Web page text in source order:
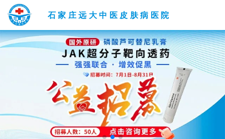
石家庄远大中医皮肤病医院